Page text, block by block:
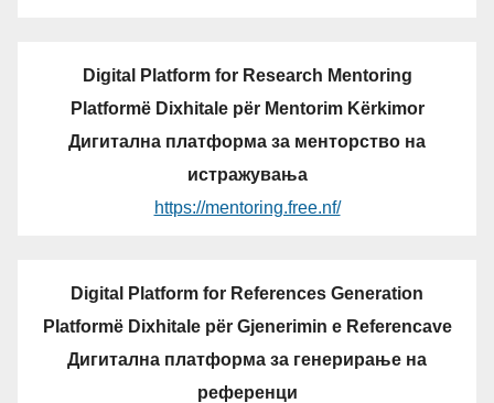
Digital Platform for Research Mentoring
Platformë Dixhitale për Mentorim Kërkimor
Дигитална платформа за менторство на
истражувања
https://mentoring.free.nf/
Digital Platform for References Generation
Platformë Dixhitale për Gjenerimin e Referencave
Дигитална платформа за генерирање на
референци